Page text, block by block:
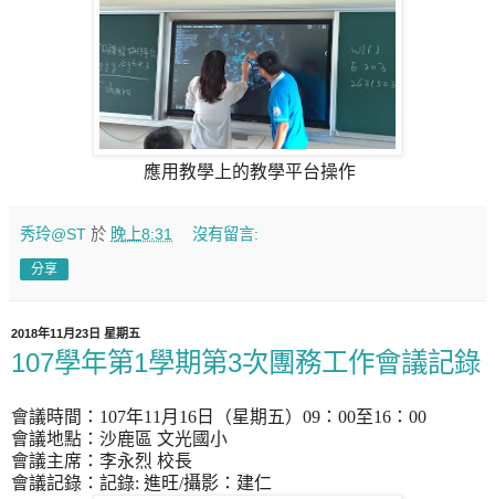
應用教學上的教學平台操作
秀玲@ST 於 晚上8:31 沒有留言:
分享
2018年11月23日 星期五
107學年第1學期第3次團務工作會議記錄
會議時間： 107年11 月 16 日（星期五）09 ：00至16 ：00
會議地點：沙鹿區 文光國小
會議主席：李永烈 校長
會議記錄：記錄: 進旺/攝影：建仁